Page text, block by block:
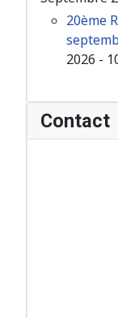
20ème
2026 -
Contact